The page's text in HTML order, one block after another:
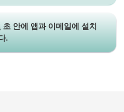
안에 앱과 이메일에 설치
.